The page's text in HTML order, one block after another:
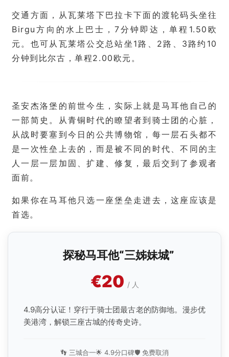
生
活
指
马
耳
移
民
留
教
育
交通方面，从瓦莱塔下巴拉卡下面的渡轮码头坐往
Birgu方向的水上巴士，7分钟即达，单程1.50欧
元。也可从瓦莱塔公交总站坐1路、2路、3路约10
分钟到比尔古，单程2.00欧元。
圣安杰洛堡的前世今生，实际上就是马耳他自己的
一部简史。从青铜时代的瞭望者到骑士团的心脏，
从战时要塞到今日的公共博物馆，每一层石头都不
是一次性垒上去的，而是被不同的时代、不同的主
人一层一层加固、扩建、修复，最后交到了参观者
面前。
如果你在马耳他只选一座堡垒走进去，这座应该是
首选。
探秘马耳他“三姊妹城”
€20 / 人
4.9高分认证！穿行于骑士团最古老的防御地。漫步优
美港湾，解锁三座古城的传奇史诗。
👣 三城合一🌟 4.9分口碑🛡️ 免费取消